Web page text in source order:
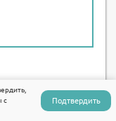
с
Подтвердить